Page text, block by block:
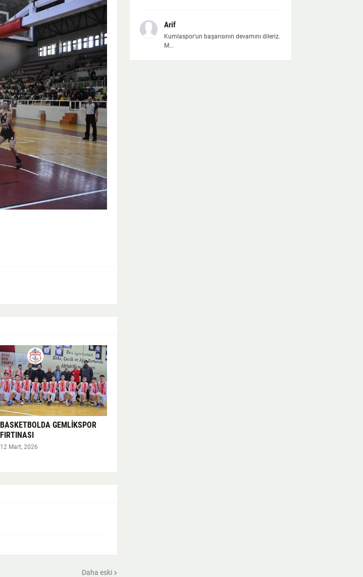
BASKETBOLDA GEMLİKSPOR
FIRTINASI
12 Mart, 2026
Daha eski
Arif
Kumlaspor'un başarısının devamını dileriz.
M...